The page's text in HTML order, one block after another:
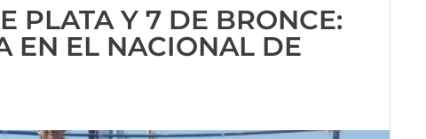
PLATA Y 7 DE BRONCE:
EN EL NACIONAL DE